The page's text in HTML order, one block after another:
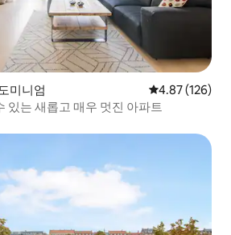
미니엄 평점 4.87점(5
4.87 (126)
있는 새롭고 매우 멋진 아파트